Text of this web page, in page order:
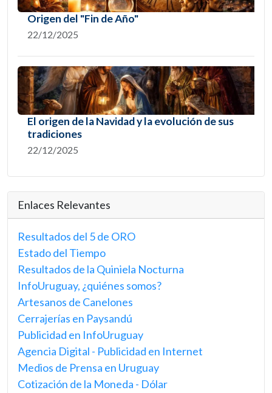
Origen del "Fin de Año"
22/12/2025
El origen de la Navidad y la evolución de sus
tradiciones
22/12/2025
Enlaces Relevantes
Resultados del 5 de ORO
Estado del Tiempo
Resultados de la Quiniela Nocturna
InfoUruguay, ¿quiénes somos?
Artesanos de Canelones
Cerrajerías en Paysandú
Publicidad en InfoUruguay
Agencia Digital - Publicidad en Internet
Medios de Prensa en Uruguay
Cotización de la Moneda - Dólar